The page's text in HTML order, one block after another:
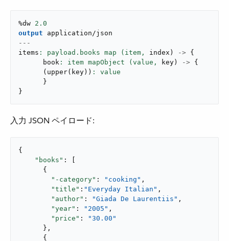
%dw 2.0
output
application/json
---
items : payload.books map (item, index ) -> {
      book
: item mapObject (value, key ) -> {
( upper( key ) )
}
}
入力 JSON ペイロード:
{
"books" : [
      {
"-category" : "cooking" ,
"title" : "Everyday Italian" ,
"author" : "Giada De Laurentiis" ,
"year" : "2005" ,
"price" :
"30.00"
      },
      {